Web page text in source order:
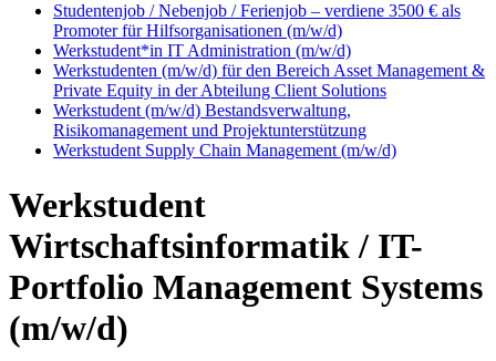
Studentenjob / Nebenjob / Ferienjob – verdiene 3500 € als
Promoter für Hilfsorganisationen (m/w/d)
Werkstudent*in IT Administration (m/w/d)
Werkstudenten (m/w/d) für den Bereich Asset Management &
Private Equity in der Abteilung Client Solutions
Werkstudent (m/w/d) Bestandsverwaltung,
Risikomanagement und Projektunterstützung
Werkstudent Supply Chain Management (m/w/d)
Werkstudent
Wirtschaftsinformatik / IT-
Portfolio Management Systems
(m/w/d)